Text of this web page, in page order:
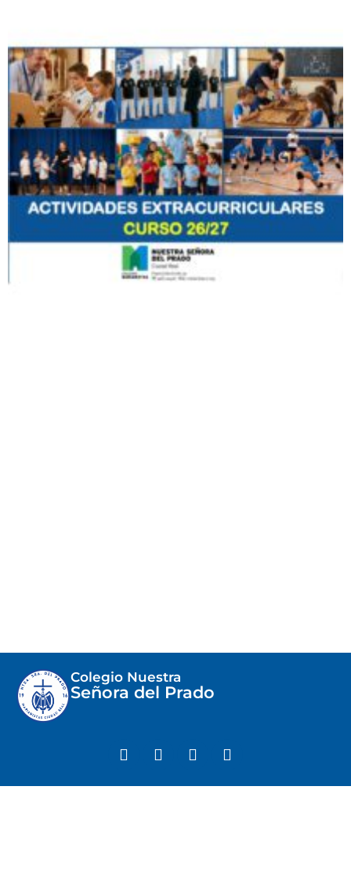
Colegio Nuestra
Señora del Prado